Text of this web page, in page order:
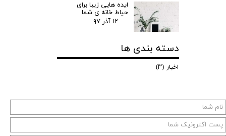
ایده هایی زیبا برای
حیاط خانه ی شما
۱۲ آذر ۹۷
دسته بندی ها
اخبار (۳)